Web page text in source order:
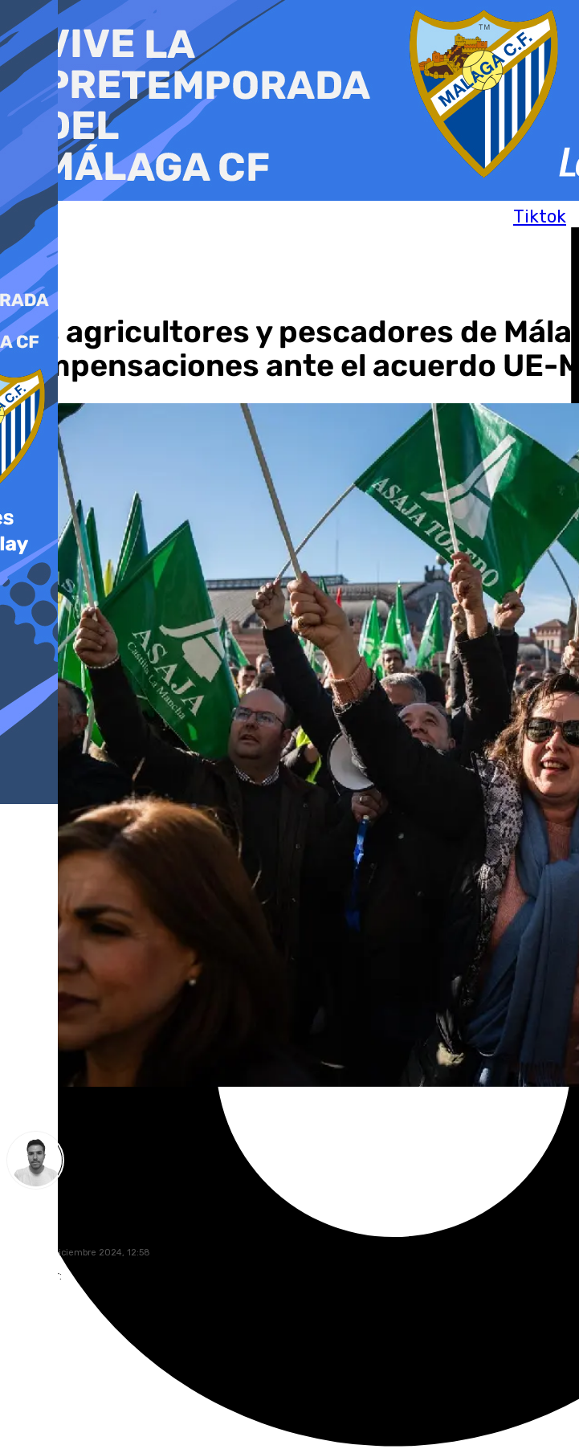
al
contenido
Tiktok
Los agricultores y pescadores de
compensaciones ante el acuerdo UE-
martes, 17 diciembre 2024, 12:58
Compartir: